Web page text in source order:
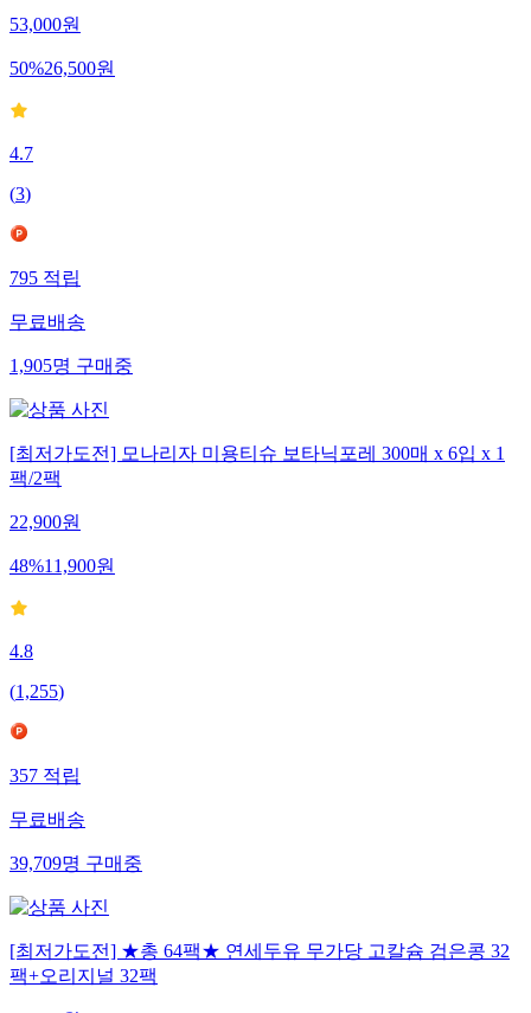
53,000원
50%26,500원
4.7
(3)
795적립
무료배송
1,905명구매중
[최저가도전] 모나리자 미용티슈 보타닉포레 300매 x 6입 x 1
팩/2팩
22,900원
48%11,900원
4.8
(1,255)
357적립
무료배송
39,709명구매중
[최저가도전] ★총 64팩★ 연세두유 무가당 고칼슘 검은콩 32
팩+오리지널 32팩